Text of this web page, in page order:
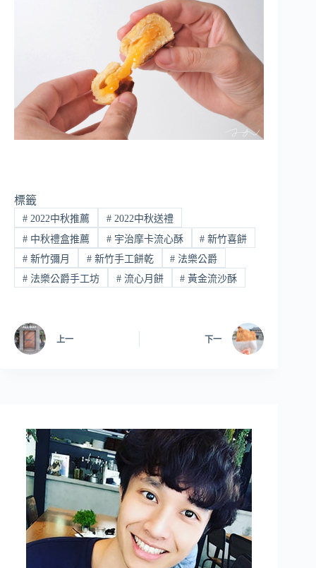
標籤
#2022中秋推薦 #2022中秋送禮
#中秋禮盒推薦 #宇治摩卡流心酥 # 新竹喜餅
#新竹彌月 #新竹手工餅乾 # 法樂公爵
#法樂公爵手工坊 #流心月餅 # 黃金流沙酥
上一 下一